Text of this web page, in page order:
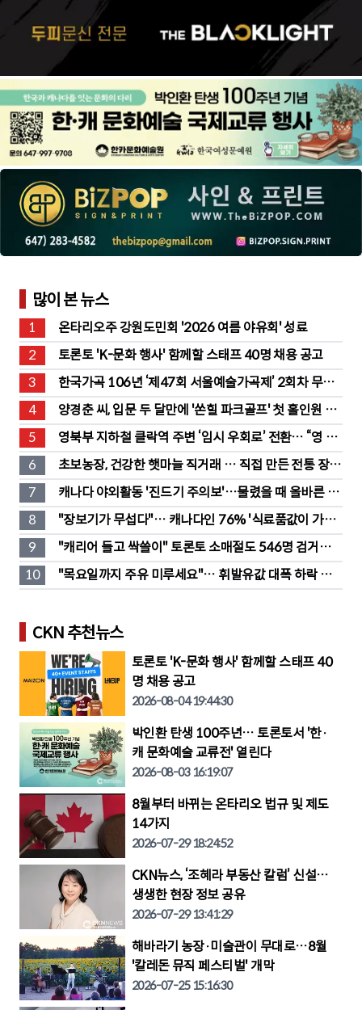
많이 본 뉴스
1
온타리오주 강원도민회 '2026 여름 야유회' 성료
2
토론토 'K-문화 행사' 함께할 스태프 40명 채용 공고
3
한국가곡 106년 ‘제47회 서울예술가곡제’ 2회차 무대
성황
4
양경춘 씨, 입문 두 달만에 '쏜힐 파크골프' 첫 홀인원 주
인공
5
영북부 지하철 클락역 주변 ‘임시 우회로’ 전환… “영 스
트리트 바뀐다”
6
초보농장, 건강한 햇마늘 직거래 … 직접 만든 전통 장류
도 판매
7
캐나다 야외활동 '진드기 주의보'…물렸을 때 올바른 대
처법은?
8
"장보기가 무섭다"… 캐나다인 76% '식료품값이 가장
부담'
9
"캐리어 들고 싹쓸이" 토론토 소매절도 546명 검거…
훔친 물건 재유통
10
"목요일까지 주유 미루세요"… 휘발유값 대폭 하락 예
고
CKN 추천뉴스
토론토 'K-문화 행사' 함께할 스태프 40
명 채용 공고
2026-08-04 19:44:30
박인환 탄생 100주년… 토론토서 '한·
캐 문화예술 교류전' 열린다
2026-08-03 16:19:07
8월부터 바뀌는 온타리오 법규 및 제도
14가지
2026-07-29 18:24:52
CKN뉴스, ‘조혜라 부동산 칼럼’ 신설…
생생한 현장 정보 공유
2026-07-29 13:41:29
해바라기 농장·미술관이 무대로…8월
'칼레돈 뮤직 페스티벌' 개막
2026-07-25 15:16:30